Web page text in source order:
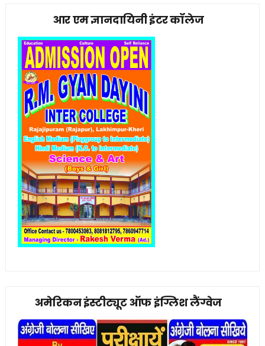
आर एम ज्ञानदायिनी इंटर कॉलेज
अमेरिकन इंस्टीट्यूट ऑफ इंग्लिश लैंग्वेज